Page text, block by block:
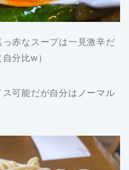
赤なスープは一見激辛だ
分比w）
可能だが自分はノーマル